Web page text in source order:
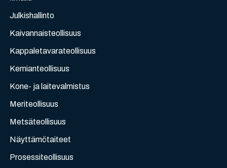
Julkishallinto
Kaivannaisteollisuus
Kappaletavarateollisuus
Kemianteollisuus
Kone- ja laitevalmistus
Meriteollisuus
Metsäteollisuus
Näyttämötaiteet
Prosessiteollisuus